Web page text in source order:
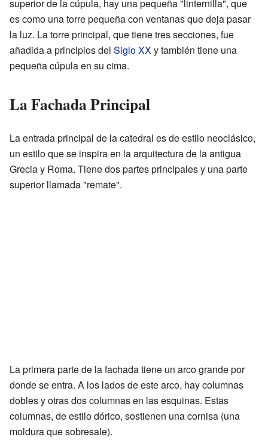
superior de la cúpula, hay una pequeña "linternilla", que
es como una torre pequeña con ventanas que deja pasar
la luz. La torre principal, que tiene tres secciones, fue
añadida a principios del Siglo XXy también tiene una
pequeña cúpula en su cima.
La Fachada Principal
La entrada principal de la catedral es de estilo neoclásico,
un estilo que se inspira en la arquitectura de la antigua
Grecia y Roma. Tiene dos partes principales y una parte
superior llamada "remate".
La primera parte de la fachada tiene un arco grande por
donde se entra. A los lados de este arco, hay columnas
dobles y otras dos columnas en las esquinas. Estas
columnas, de estilo dórico, sostienen una cornisa (una
moldura que sobresale).